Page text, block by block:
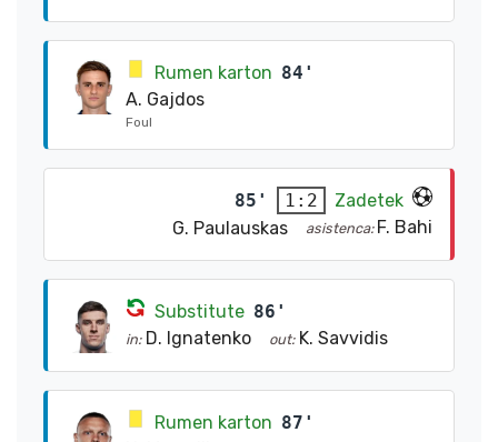
Rumen karton 84'
A. Gajdos
Foul
85' 1:2
Zadetek
G. Paulauskas
asistenca: F. Bahi
Substitute 86'
in: D. Ignatenko out: K. Savvidis
Rumen karton 87'